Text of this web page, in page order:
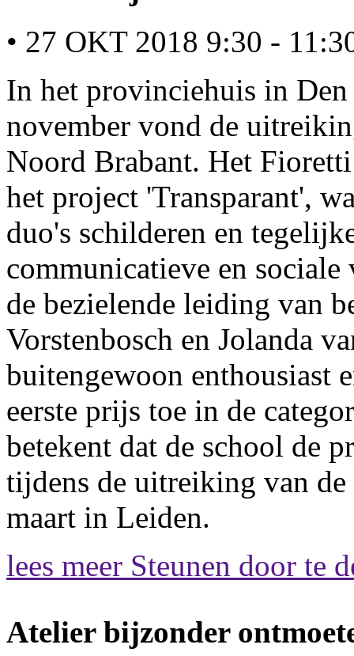
• 27 OKT 2018 9:30 -
In het provinciehuis in
november vond de
Noord Brabant. Het
het project 'Transparant',
duo's schilderen en
communicatieve en
de bezielende leiding van
Vorstenbosch en Jolanda
buitengewoon enthousiast
eerste prijs toe in de
betekent dat de school de
tijdens de uitreiking van
maart in Leiden.
lees meer Steunen door te
Atelier bijzonder